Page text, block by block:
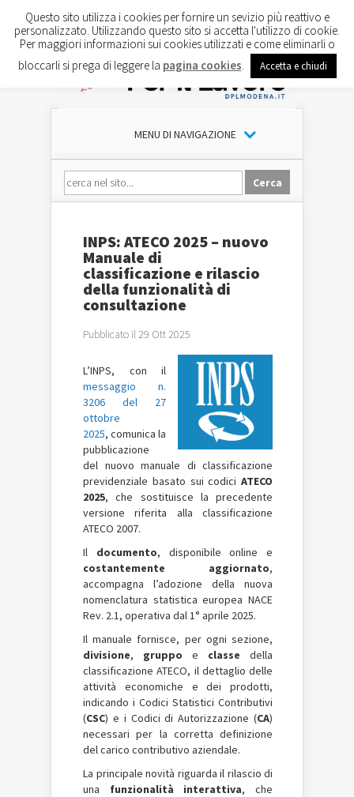
MENU DI NAVIGAZIONE
INPS: ATECO 2025 – nuovo
Manuale di
classificazione e rilascio
della funzionalità di
consultazione
Pubblicato il 29 Ott 2025
L’INPS, con il
messaggio n.
3206 del 27
ottobre
2025, comunica la
pubblicazione
del nuovo manuale di classificazione
previdenziale basato sui codici ATECO
2025, che sostituisce la precedente
versione riferita alla classificazione
ATECO 2007.
Il documento, disponibile online e
costantemente aggiornato,
accompagna l’adozione della nuova
nomenclatura statistica europea NACE
Rev. 2.1, operativa dal 1° aprile 2025.
Il manuale fornisce, per ogni sezione,
divisione, gruppo e classe della
classificazione ATECO, il dettaglio delle
attività economiche e dei prodotti,
indicando i Codici Statistici Contributivi
(CSC) e i Codici di Autorizzazione (CA)
necessari per la corretta definizione
del carico contributivo aziendale.
La principale novità riguarda il rilascio di
una funzionalità interattiva, che
Questo sito utilizza i cookies per fornire un sevizio più reattivo e
personalizzato. Utilizzando questo sito si accetta l'utilizzo di cookie.
Per maggiori informazioni sui cookies utilizzati e come eliminarli o
bloccarli si prega di leggere la pagina cookies Accetta e chiudi